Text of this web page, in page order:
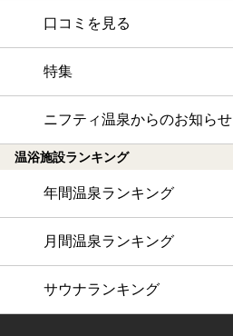
口コミを見る
特集
ニフティ温泉からのお知らせ
温浴施設ランキング
年間温泉ランキング
月間温泉ランキング
サウナランキング